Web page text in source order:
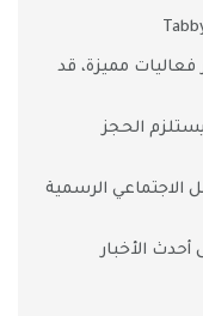
مميزة، قد
الحجز
الاجتماعي الرسمية
أحدث الأخبار